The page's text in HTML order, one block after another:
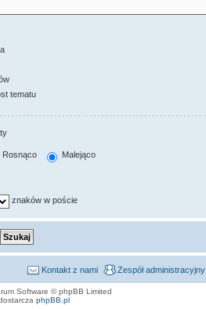
tematu
Rosnąco Malejąco
znaków w poście
Zespół administracyjny
Kontakt z nami
Software © phpBB Limited
phpBB.pl